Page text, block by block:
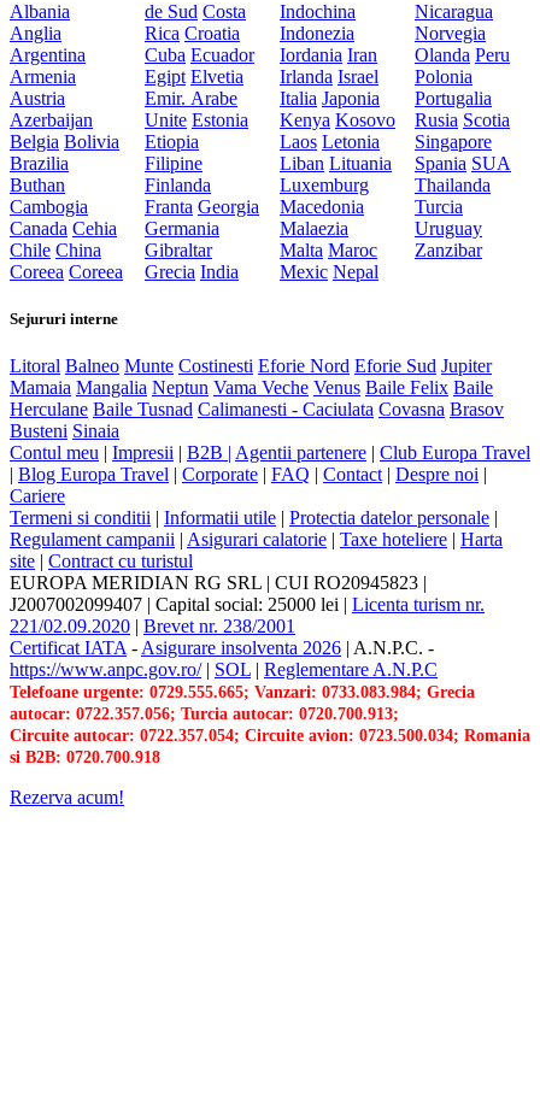
Albania
Anglia
Argentina
Armenia
Austria
Azerbaijan
Belgia Bolivia
Brazilia
Buthan
Cambogia
Canada Cehia
Chile China
Coreea Coreea
de Sud Costa
Rica Croatia
Cuba Ecuador
Egipt Elvetia
Emir. Arabe
Unite Estonia
Etiopia
Filipine
Finlanda
Franta Georgia
Germania
Gibraltar
Grecia India
Indochina
Indonezia
Iordania Iran
Irlanda Israel
Italia Japonia
Kenya Kosovo
Laos Letonia
Liban Lituania
Luxemburg
Macedonia
Malaezia
Malta Maroc
Mexic Nepal
Nicaragua
Norvegia
Olanda Peru
Polonia
Portugalia
Rusia Scotia
Singapore
Spania SUA
Thailanda
Turcia
Uruguay
Zanzibar
Sejururi interne
Litoral Balneo Munte Costinesti Eforie Nord Eforie Sud Jupiter
Mamaia Mangalia Neptun Vama Veche Venus Baile Felix Baile
Herculane Baile Tusnad Calimanesti - Caciulata Covasna Brasov
Busteni Sinaia
Contul meu
Impresii B2B | Agentii partenere
Club Europa Travel
Blog Europa Travel Corporate FAQ Contact| Despre noi
Cariere
Termeni si conditii
Informatii utile Protectia datelor personale
Regulament campanii Asigurari calatorie Taxe hoteliere
Harta
site
Contract cu turistul
EUROPA MERIDIAN RG SRL
CUI RO20945823
J2007002099407
Capital social: 25000 lei
Licenta turism nr.
221/02.09.2020
Brevet nr. 238/2001
Certificat IATA-Asigurare insolventa 2026 A.N.P.C. -
https://www.anpc.gov.ro/| SOL Reglementare A.N.P.C
Telefoane urgente: 0729.555.665; Vanzari: 0733.083.984; Grecia
autocar: 0722.357.056; Turcia autocar: 0720.700.913;
Circuite autocar: 0722.357.054; Circuite avion: 0723.500.034; Romania
si B2B: 0720.700.918
Rezerva acum!